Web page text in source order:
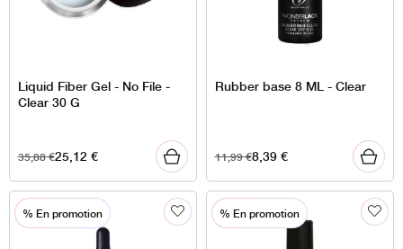
Liquid Fiber Gel - No File -
Clear 30 G
35,88€25,12 €
Rubber base 8 ML - Clear
11,99€8,39€
% En promotion % En promotion